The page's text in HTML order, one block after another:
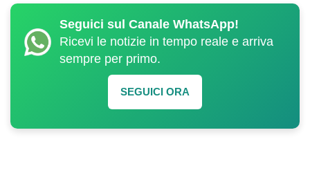
Seguici sul Canale WhatsApp!
Ricevi le notizie in tempo reale e arriva
sempre per primo.
SEGUICI ORA